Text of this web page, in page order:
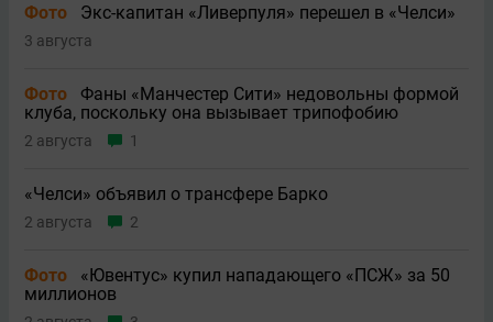
Фото Экс-капитан «Ливерпуля» перешел в «Челси»
3 августа
Фото
Фаны «Манчестер Сити» недовольны формой
клуба, поскольку она вызывает трипофобию
2 августа 1
«Челси» объявил о трансфере Барко
2 августа 2
Фото
«Ювентус» купил нападающего «ПСЖ» за 50
миллионов